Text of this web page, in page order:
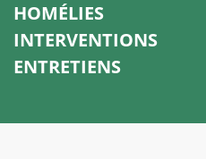
HOMÉLIES
INTERVENTIONS
ENTRETIENS